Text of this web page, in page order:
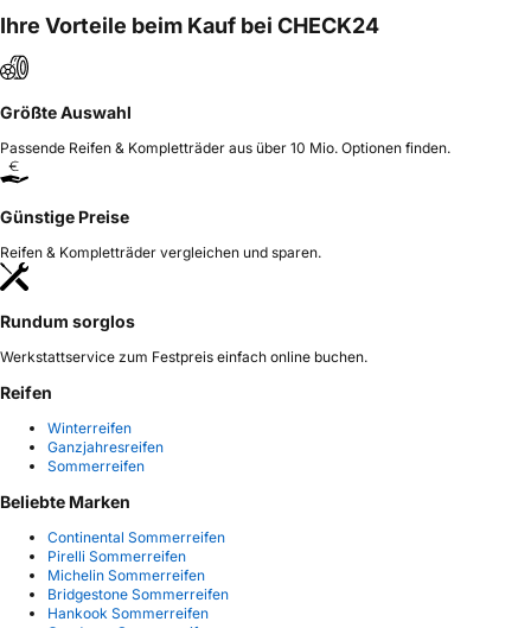
Ihre Vorteile beim Kauf bei CHECK24
Größte Auswahl
Passende Reifen & Kompletträder aus über 10 Mio. Optionen finden.
Günstige Preise
Reifen & Kompletträder vergleichen und sparen.
Rundum sorglos
Werkstattservice zum Festpreis einfach online buchen.
Reifen
Winterreifen
Ganzjahresreifen
Sommerreifen
Beliebte Marken
Continental Sommerreifen
Pirelli Sommerreifen
Michelin Sommerreifen
Bridgestone Sommerreifen
Hankook Sommerreifen